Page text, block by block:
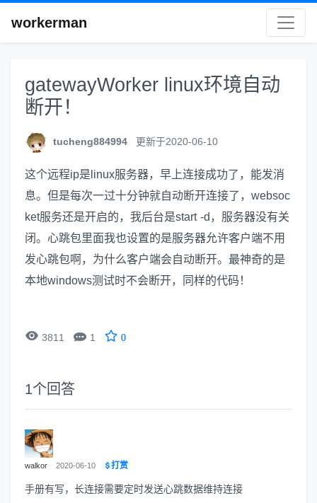
workerman
gatewayWorker linux环境自动
断开！
tucheng884994 更新于2020-06-10
这个远程ip是linux服务器，早上连接成功了，能发消
息。但是每次一过十分钟就自动断开连接了，websoc
ket服务还是开启的，我后台是start -d，服务器没有关
闭。心跳包里面我也设置的是服务器允许客户端不用
发心跳包啊，为什么客户端会自动断开。最神奇的是
本地windows测试时不会断开，同样的代码！
 3811  1 0
1个回答
walkor 2020-06-10 打赏
手册有写，长连接需要定时发送心跳数据维持连接